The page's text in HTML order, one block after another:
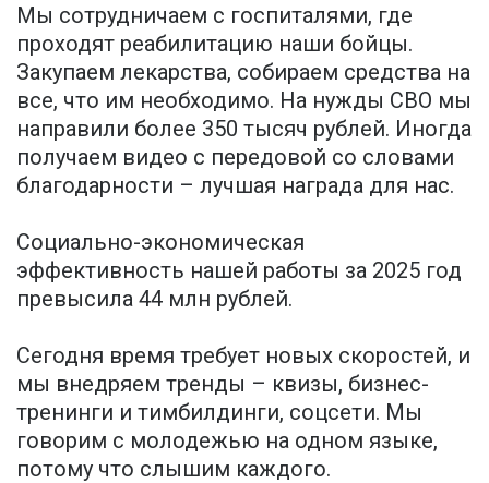
Мы сотрудничаем с госпиталями, где
проходят реабилитацию наши бойцы.
Закупаем лекарства, собираем средства на
все, что им необходимо. На нужды СВО мы
направили более 350 тысяч рублей. Иногда
получаем видео с передовой со словами
благодарности – лучшая награда для нас.
Социально-экономическая
эффективность нашей работы за 2025 год
превысила 44 млн рублей.
Сегодня время требует новых скоростей, и
мы внедряем тренды – квизы, бизнес-
тренинги и тимбилдинги, соцсети. Мы
говорим с молодежью на одном языке,
потому что слышим каждого.